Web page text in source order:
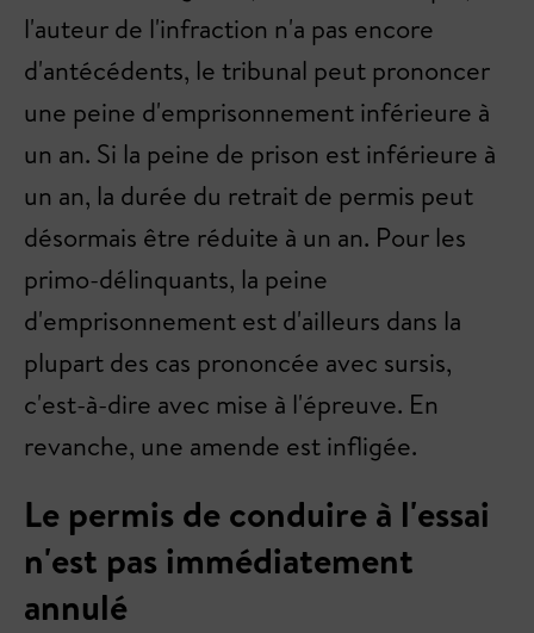
l'auteur de l'infraction n'a pas encore
d'antécédents, le tribunal peut prononcer
une peine d'emprisonnement inférieure à
un an. Si la peine de prison est inférieure à
un an, la durée du retrait de permis peut
désormais être réduite à un an. Pour les
primo-délinquants, la peine
d'emprisonnement est d'ailleurs dans la
plupart des cas prononcée avec sursis,
c'est-à-dire avec mise à l'épreuve. En
revanche, une amende est infligée.
Le permis de conduire à l'essai
n'est pas immédiatement
annulé